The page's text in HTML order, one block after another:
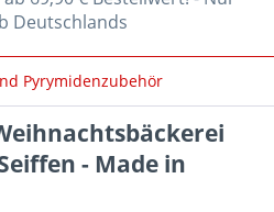
Deutschlands
Pyrymidenzubehör
- Made in